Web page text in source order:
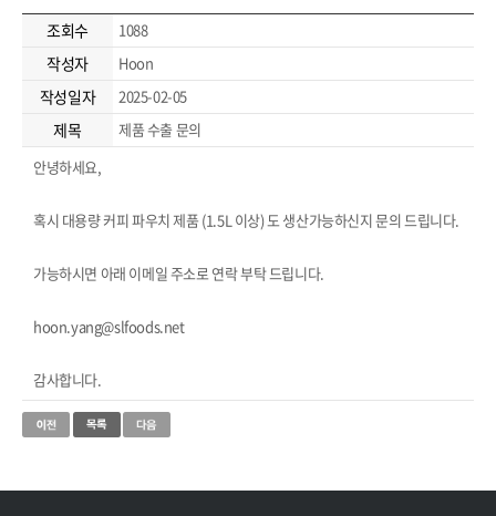
조회수 1088
작성자 Hoon
작성일자 2025-02-05
제목
제품 수출 문의
안녕하세요,
혹시 대용량 커피 파우치 제품 (1.5L 이상) 도 생산가능하신지 문의 드립니다.
가능하시면 아래 이메일 주소로 연락 부탁 드립니다.
hoon.yang@slfoods.net
감사합니다.